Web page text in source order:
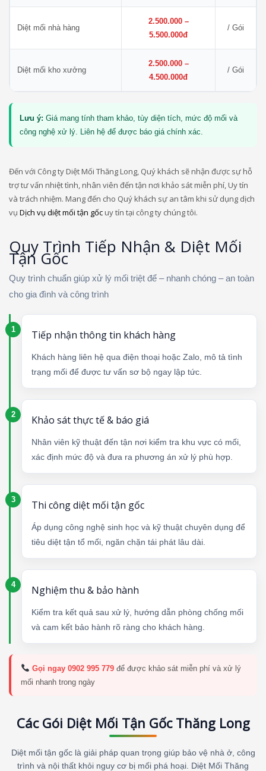
Diệt mối nhà hàng
2.500.000 –
5.500.000đ
/ Gói
Diệt mối kho xưởng
2.500.000 –
4.500.000đ
/ Gói
Lưu ý: Giá mang tính tham khảo, tùy diện tích, mức độ mối và
công nghệ xử lý. Liên hệ để được báo giá chính xác.
Đến với Công ty Diệt Mối Thăng Long, Quý khách sẽ nhận được sự hỗ
trợ tư vấn nhiệt tình, nhân viên đến tận nơi khảo sát miễn phí, Uy tín
và trách nhiệm. Mang đến cho Quý khách sự an tâm khi sử dụng dịch
vụ Dịch vụ diệt mối tận gốcuy tín tại công ty chúng tôi.
Quy Trình Tiếp Nhận & Diệt Mối
Tận Gốc
Quy trình chuẩn giúp xử lý mối triệt để – nhanh chóng – an toàn
cho gia đình và công trình
Tiếp nhận thông tin khách hàng
Khách hàng liên hệ qua điện thoại hoặc Zalo, mô tả tình
trạng mối để được tư vấn sơ bộ ngay lập tức.
Khảo sát thực tế & báo giá
Nhân viên kỹ thuật đến tận nơi kiểm tra khu vực có mối,
xác định mức độ và đưa ra phương án xử lý phù hợp.
Thi công diệt mối tận gốc
Áp dụng công nghệ sinh học và kỹ thuật chuyên dụng để
tiêu diệt tận tổ mối, ngăn chặn tái phát lâu dài.
Nghiệm thu & bảo hành
Kiểm tra kết quả sau xử lý, hướng dẫn phòng chống mối
và cam kết bảo hành rõ ràng cho khách hàng.
Gọi ngay 0902 995 779để được khảo sát miễn phí và xử lý
mối nhanh trong ngày
Các Gói Diệt Mối Tận Gốc Thăng Long
Diệt mối tận gốc là giải pháp quan trọng giúp bảo vệ nhà ở, công
trình và nội thất khỏi nguy cơ bị mối phá hoại. Diệt Mối Thăng